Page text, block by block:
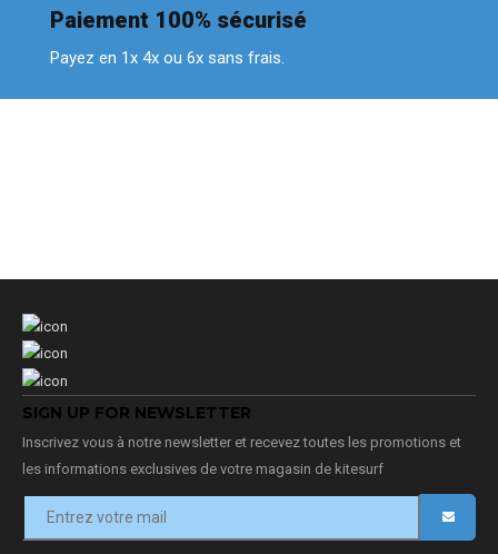
Paiement 100% sécurisé
Payez en 1x 4x ou 6x sans frais.
SIGN UP FOR NEWSLETTER
Inscrivez vous à notre newsletter et recevez toutes les promotions et
les informations exclusives de votre magasin de kitesurf